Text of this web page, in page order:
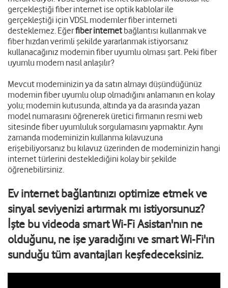
gerçekleştiği fiber internet ise optik kablolar ile
gerçekleştiği için VDSL modemler fiber interneti
desteklemez. Eğerfiber internet bağlantısı kullanmak ve
fiber hızdan verimli şekilde yararlanmak istiyorsanız
kullanacağınız modemin fiber uyumlu olması şart. Peki fiber
uyumlu modem nasıl anlaşılır?
Mevcut modeminizin ya da satın almayı düşündüğünüz
modemin fiber uyumlu olup olmadığını anlamanın en kolay
yolu; modemin kutusunda, altında ya da arasında yazan
model numarasını öğrenerek üretici firmanın resmi web
sitesinde fiber uyumluluk sorgulamasını yapmaktır. Aynı
zamanda modeminizin kullanma kılavuzuna
erişebiliyorsanız bu kılavuz üzerinden de modeminizin hangi
internet türlerini desteklediğini kolay bir şekilde
öğrenebilirsiniz.
Ev internet bağlantınızı optimize etmek ve
sinyal seviyenizi artırmak mı istiyorsunuz?
İşte bu videoda smart Wi-Fi Asistan'nın ne
olduğunu, ne işe yaradığını ve smart Wi-Fi'ın
sunduğu tüm avantajları keşfedeceksiniz.